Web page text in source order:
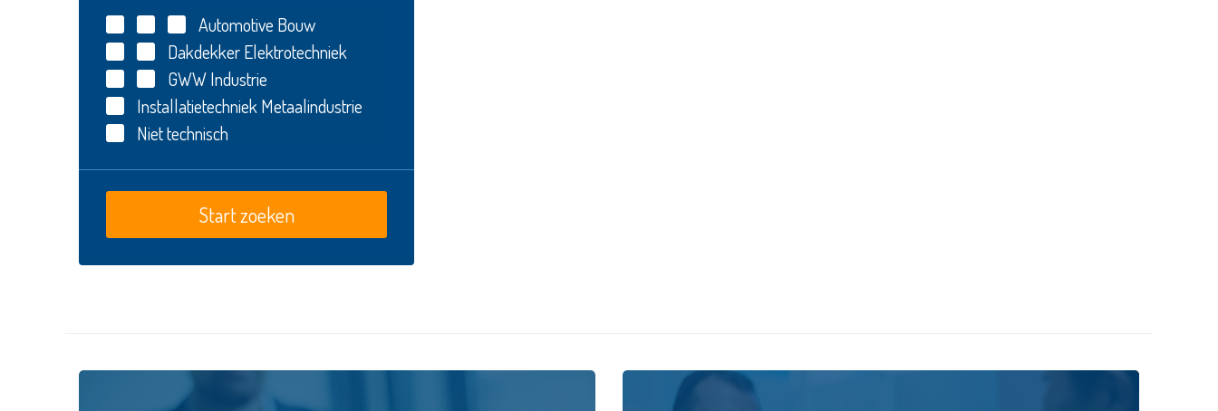
Automotive Bouw
DakdekkerElektrotechniek
GWWIndustrie
Installatietechniek Metaalindustrie
Niet technisch